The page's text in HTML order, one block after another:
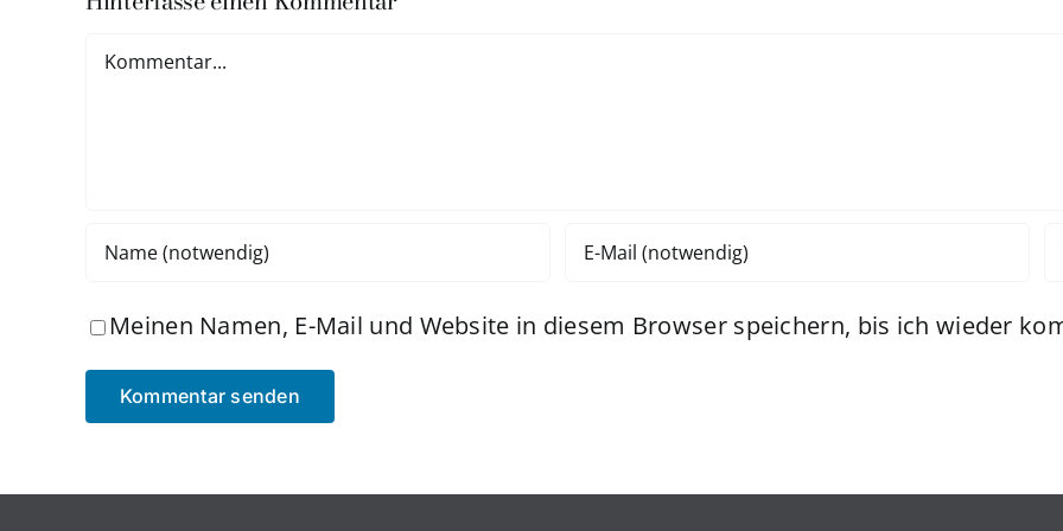
Kommentar
Meinen Namen, E-Mail und Website in diesem Browser speichern, bis ich wieder